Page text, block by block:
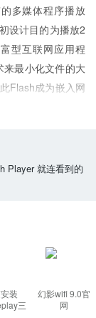
多媒体程序播放
设计目的为播放2
型互联网应用程
最小化文件的大
Flash成为嵌入网
安全的算法和协
64位操作系统和
Player 就连看到的
装
三
幻影wifi 9.0官
网